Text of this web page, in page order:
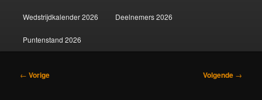
Wedstrijdkalender 2026 Deelnemers 2026
Puntenstand 2026
Bericht
← Vorige Volgende →